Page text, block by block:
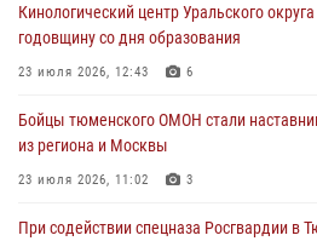
труженицу тыла из Тюмени
04 августа 2026, 11:07
условиях в Тюменской области (видео)
04 августа 2026, 06:28
Кинологический центр Уральского
годовщину со дня образования
23 июля 2026, 12:43 6
Бойцы тюменского ОМОН стали
из региона и Москвы
23 июля 2026, 11:02 3
При содействии спецназа Росгвардии в